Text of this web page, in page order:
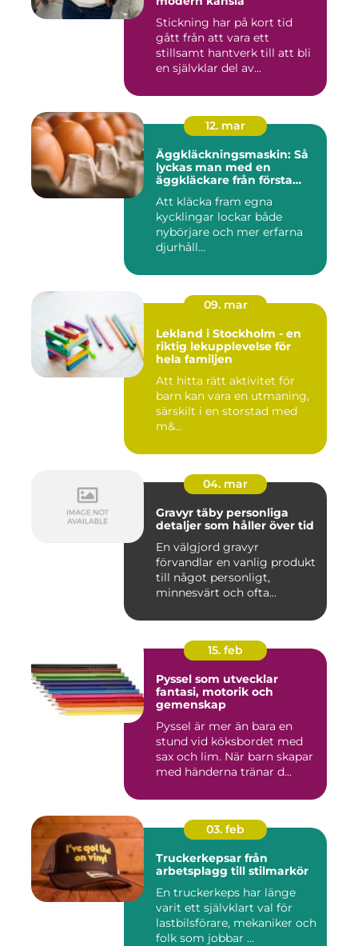
Stickning har på kort tid
gått från att vara ett
stillsamt hantverk till att bli
en självklar del av...
12. mar
Äggkläckningsmaskin: Så
lyckas man med en
äggkläckare från första
Att kläcka fram egna
kycklingar lockar både
nybörjare och mer erfarna
djurhåll...
09. mar
Lekland i Stockholm - en
riktig lekupplevelse för
hela familjen
Att hitta rätt aktivitet för
barn kan vara en utmaning,
särskilt i en storstad med
m&...
04. mar
Gravyr täby personliga
detaljer som håller över tid
En välgjord gravyr
förvandlar en vanlig produkt
till något personligt,
minnesvärt och ofta
15. feb
Pyssel som utvecklar
fantasi, motorik och
gemenskap
Pyssel är mer än bara en
stund vid köksbordet med
sax och lim. När barn skapar
med händerna tränar d...
03. feb
Truckerkepsar från
arbetsplagg till stilmarkör
En truckerkeps har länge
varit ett självklart val för
lastbilsförare, mekaniker och
folk som jobbar ...